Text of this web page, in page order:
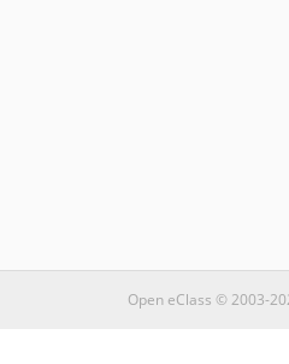
Open eClass © 2003-